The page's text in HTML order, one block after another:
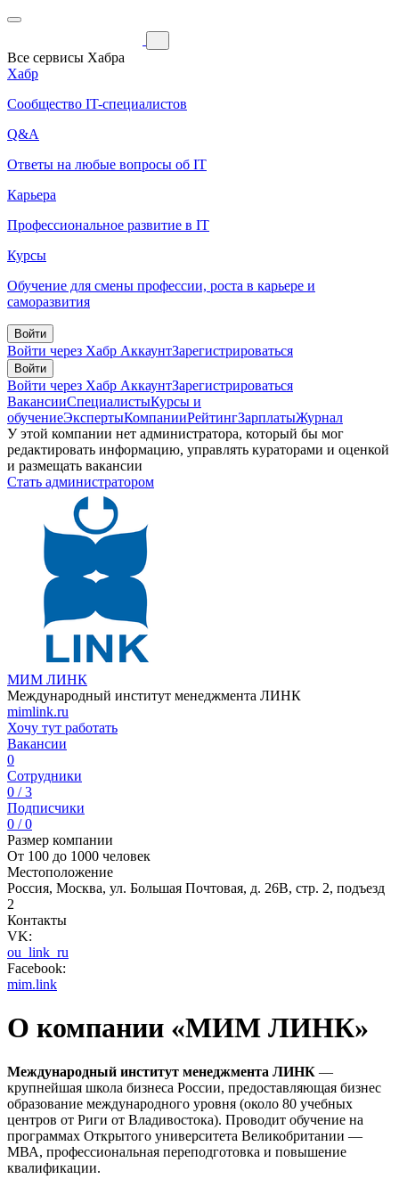
Все сервисы Хабра
Хабр
Сообщество IT-специалистов
Q&A
Ответы на любые вопросы об IT
Карьера
Профессиональное развитие в IT
Курсы
Обучение для смены профессии, роста в карьере и
саморазвития
Войти
Войти через Хабр АккаунтЗарегистрироваться
Войти
Войти через Хабр АккаунтЗарегистрироваться
ВакансииСпециалистыКурсы и
обучениеЭкспертыКомпанииРейтингЗарплатыЖурнал
У этой компании нет администратора, который бы мог
редактировать информацию, управлять кураторами и оценкой
и размещать вакансии
Стать администратором
МИМ ЛИНК
Международный институт менеджмента ЛИНК
mimlink.ru
Хочу тут работать
Вакансии
0
Сотрудники
0 / 3
Подписчики
0 / 0
Размер компании
От 100 до 1000 человек
Местоположение
Россия, Москва, ул. Большая Почтовая, д. 26В, стр. 2, подъезд
2
Контакты
VK:
ou_link_ru
Facebook:
mim.link
О компании «МИМ ЛИНК»
Международный институт менеджмента ЛИНК —
крупнейшая школа бизнеса России, предоставляющая бизнес
образование международного уровня (около 80 учебных
центров от Риги от Владивостока). Проводит обучение на
программах Открытого университета Великобритании —
МВА, профессиональная переподготовка и повышение
квалификации.